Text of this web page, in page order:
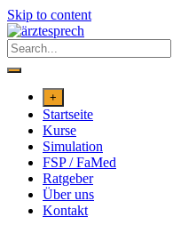
Skip to content
+
Startseite
Kurse
Simulation
FSP / FaMed
Ratgeber
Über uns
Kontakt